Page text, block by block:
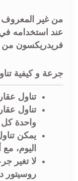
من غير المعروف
عند استخدامه
فريدريكسون من النوع 1 و 5 عسر
جرعة و كيفية
تناول
تناول
واحدة كل
يمكن
اليوم،
لا تغير
روسيتور